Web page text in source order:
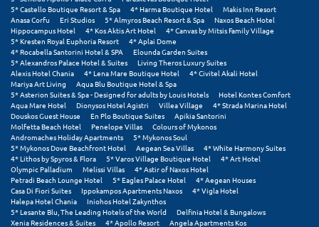
Παρνασσός
Πάρος
Πάτμος
Πάτρα
Παύλιανη
Πειραιάς
Πελοπόννησος
Πήλιο
5* Castello Boutique Resort & Spa
4* Harma Boutique Hotel
Makis Inn Resort
Anasa Corfu
Eri Studios 5* Almyros Beach Resort & Spa
Naxos Beach Hotel
Hippocampus Hotel
4* Kos Aktis Art Hotel
4* Canvas by Mitsis Family Village
5* Kresten Royal Euphoria Resort
4* Aplai Dome
4* Rocabella Santorini Hotel & SPA
Elounda Garden Suites
5* Alexandros Palace Hotel & Suites
Living Theros Luxury Suites
Alexis Hotel Chania
4* Lena Mare Boutique Hotel
4* Civitel Akali Hotel
Mariya Art Living
Aqua Blu Boutique Hotel & Spa
5* Asterion Suites & Spa - Designed for adults by Louis Hotels
Hotel Kontes Comfort
Aqua Mare Hotel
Dionysos Hotel Agistri Villea Village
4* Strada Marina Hotel
Douskos Guest House
En Plo Boutique Suites
Apikia Santorini
Molfetta Beach Hotel
Penelope Villas
Colours of Mykonos
Andromaches Holiday Apartments
5* Mykonos Soul
5* Mykonos Dove Beachfront Hotel
Aegean Sea Villas
4* White Harmony Suites
4* Lithos by Spyros & Flora
5* Varos Village Boutique Hotel
4* Art Hotel
Olympic Palladium
Melissi Villas
4* Astir of Naxos Hotel
Petradi Beach Lounge Hotel
5* Eagles Palace Hotel
4* Aegean Houses
Casa Di Fiori Suites
Ippokampos Apartments Naxos
4* Vigla Hotel
Halepa Hotel Chania
Iniohos Hotel Zakynthos
5* Lesante Blu, The Leading Hotels of the World
Delfinia Hotel & Bungalows
Xenia Residences & Suites
4* Apollo Resort
Angela Apartments Kos